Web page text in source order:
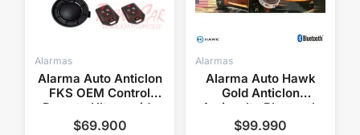
Alarmas
Alarma Auto Anticlon
FKS OEM Control
Remoto Ultrasonido
Corte Corriente 1SA5
$69.900
Alarmas
Alarma Auto Hawk
Gold Anticlon
Antiasalto Bluetooth
Corte Corriente 1SA2
$99.990